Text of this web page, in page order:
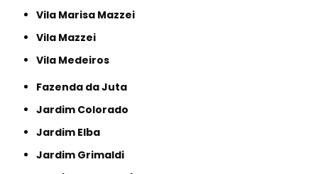
Vila Marisa Mazzei
Vila Mazzei
Vila Medeiros
Fazenda da Juta
Jardim Colorado
Jardim Elba
Jardim Grimaldi